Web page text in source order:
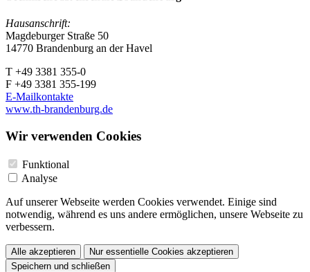
Hausanschrift:
Magdeburger Straße 50
14770 Brandenburg an der Havel
T +49 3381 355-0
F +49 3381 355-199
E-Mailkontakte
www.th-brandenburg.de
Wir verwenden Cookies
Funktional
Analyse
Auf unserer Webseite werden Cookies verwendet. Einige sind
notwendig, während es uns andere ermöglichen, unsere Webseite zu
verbessern.
Alle akzeptieren
Nur essentielle Cookies akzeptieren
Speichern und schließen